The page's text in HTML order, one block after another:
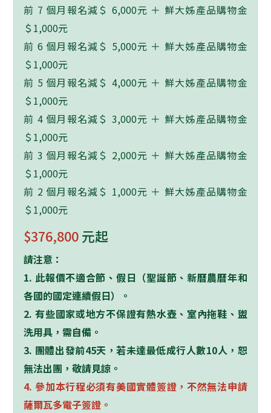
前 7 個月報名減＄ 6,000元 ＋ 鮮大姊產品購物金
＄1,000元
前 6 個月報名減＄ 5,000元 ＋ 鮮大姊產品購物金
＄1,000元
前 5 個月報名減＄ 4,000元 ＋ 鮮大姊產品購物金
＄1,000元
前 4 個月報名減＄ 3,000元 ＋ 鮮大姊產品購物金
＄1,000元
前 3 個月報名減＄ 2,000元 ＋ 鮮大姊產品購物金
＄1,000元
前 2 個月報名減＄ 1,000元 ＋ 鮮大姊產品購物金
＄1,000元
$376,800元起
請注意：
1. 此報價不適合節、假日（聖誕節、新曆農曆年和
各國的國定連續假日）。
2.有些國家或地方不保證有熱水壺、室內拖鞋、盥
洗用具，需自備。
3. 團體出發前45天，若未達最低成行人數10人，恕
無法出團，敬請見諒。
4.參加本行程必須有美國實體簽證，不然無法申請
薩爾瓦多電子簽證。